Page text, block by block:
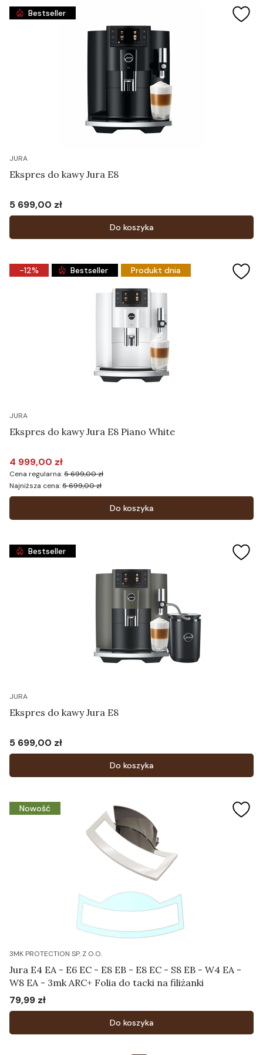
Bestseller
JURA
Ekspres do kawy Jura E8
Cena
5 699,00 zł
Do koszyka
-12% Bestseller Produkt dnia
JURA
Ekspres do kawy Jura E8 Piano White
Cena promocyjna
4 999,00 zł
Cena regularna:5 699,00 zł
Najniższa cena:5 699,00 zł
Do koszyka
Bestseller
JURA
Ekspres do kawy Jura E8
Cena
5 699,00 zł
Do koszyka
Nowość
3MK PROTECTION SP. Z O.O.
Jura E4 EA - E6 EC - E8 EB - E8 EC - S8 EB - W4 EA -
W8 EA - 3mk ARC+ Folia do tacki na filiżanki
Cena
79,99 zł
Do koszyka